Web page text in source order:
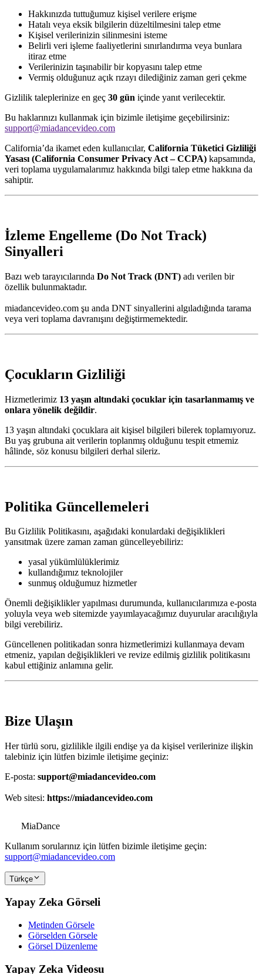
Hakkınızda tuttuğumuz kişisel verilere erişme
Hatalı veya eksik bilgilerin düzeltilmesini talep etme
Kişisel verilerinizin silinmesini isteme
Belirli veri işleme faaliyetlerini sınırlandırma veya bunlara
itiraz etme
Verilerinizin taşınabilir bir kopyasını talep etme
Vermiş olduğunuz açık rızayı dilediğiniz zaman geri çekme
Gizlilik taleplerinize en geç 30 gün içinde yanıt verilecektir.
Bu haklarınızı kullanmak için bizimle iletişime geçebilirsiniz:
support@miadancevideo.com
California’da ikamet eden kullanıcılar, California Tüketici Gizliliği
Yasası (California Consumer Privacy Act – CCPA) kapsamında,
veri toplama uygulamalarımız hakkında bilgi talep etme hakkına da
sahiptir.
İzleme Engelleme (Do Not Track)
Sinyalleri
Bazı web tarayıcılarında Do Not Track (DNT) adı verilen bir
özellik bulunmaktadır.
miadancevideo.com şu anda DNT sinyallerini algıladığında tarama
veya veri toplama davranışını değiştirmemektedir.
Çocukların Gizliliği
Hizmetlerimiz 13 yaşın altındaki çocuklar için tasarlanmamış ve
onlara yönelik değildir.
13 yaşın altındaki çocuklara ait kişisel bilgileri bilerek toplamıyoruz.
Bu yaş grubuna ait verilerin toplanmış olduğunu tespit etmemiz
hâlinde, söz konusu bilgileri derhal sileriz.
Politika Güncellemeleri
Bu Gizlilik Politikasını, aşağıdaki konulardaki değişiklikleri
yansıtmak üzere zaman zaman güncelleyebiliriz:
yasal yükümlülüklerimiz
kullandığımız teknolojiler
sunmuş olduğumuz hizmetler
Önemli değişiklikler yapılması durumunda, kullanıcılarımıza e-posta
yoluyla veya web sitemizde yayımlayacağımız duyurular aracılığıyla
bilgi verebiliriz.
Güncellenen politikadan sonra hizmetlerimizi kullanmaya devam
etmeniz, yapılan değişiklikleri ve revize edilmiş gizlilik politikasını
kabul ettiğiniz anlamına gelir.
Bize Ulaşın
Her türlü soru, gizlilikle ilgili endişe ya da kişisel verilerinize ilişkin
talebiniz için lütfen bizimle iletişime geçiniz:
E-posta: support@miadancevideo.com
Web sitesi: https://miadancevideo.com
MiaDance
Kullanım sorularınız için lütfen bizimle iletişime geçin:
support@miadancevideo.com
Türkçe
Yapay Zeka Görseli
Metinden Görsele
Görselden Görsele
Görsel Düzenleme
Yapay Zeka Videosu